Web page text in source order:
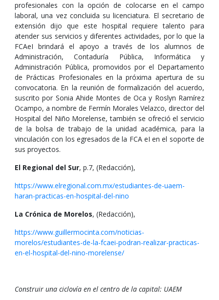
profesionales con la opción de colocarse en el campo
laboral, una vez concluida su licenciatura. El secretario de
extensión dijo que este hospital requiere talento para
atender sus servicios y diferentes actividades, por lo que la
FCAeI brindará el apoyo a través de los alumnos de
Administración, Contaduría Pública, Informática y
Administración Pública, promovidos por el Departamento
de Prácticas Profesionales en la próxima apertura de su
convocatoria. En la reunión de formalización del acuerdo,
suscrito por Sonia Ahide Montes de Oca y Roslyn Ramírez
Ocampo, a nombre de Fermín Morales Velazco, director del
Hospital del Niño Morelense, también se ofreció el servicio
de la bolsa de trabajo de la unidad académica, para la
vinculación con los egresados de la FCA eI en el soporte de
sus proyectos.
El Regional del Sur, p.7, (Redacción),
https://www.elregional.com.mx/estudiantes-de-uaem-
haran-practicas-en-hospital-del-nino
La Crónica de Morelos, (Redacción),
https://www.guillermocinta.com/noticias-
morelos/estudiantes-de-la-fcaei-podran-realizar-practicas-
en-el-hospital-del-nino-morelense/
Construir una ciclovía en el centro de la capital: UAEM